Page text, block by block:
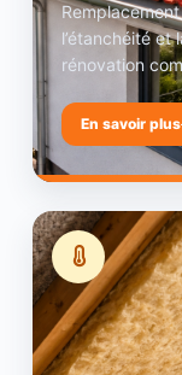
l’étanchéité
rénovation
En savoir plus